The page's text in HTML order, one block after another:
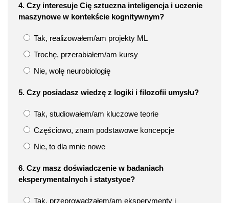
4. Czy interesuje Cię sztuczna inteligencja i uczenie
maszynowe w kontekście kognitywnym?
Tak, realizowałem/am projekty ML
Trochę, przerabiałem/am kursy
Nie, wolę neurobiologię
5. Czy posiadasz wiedzę z logiki i filozofii umysłu?
Tak, studiowałem/am kluczowe teorie
Częściowo, znam podstawowe koncepcje
Nie, to dla mnie nowe
6. Czy masz doświadczenie w badaniach
eksperymentalnych i statystyce?
Tak, przeprowadzałem/am eksperymenty i